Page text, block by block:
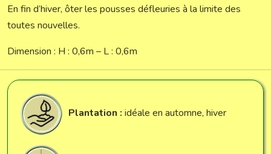
En fin d’hiver, ôter les pousses défleuries à la limite des
toutes nouvelles.
Dimension : H : 0,6m – L : 0,6m
Plantation : idéale en automne, hiver